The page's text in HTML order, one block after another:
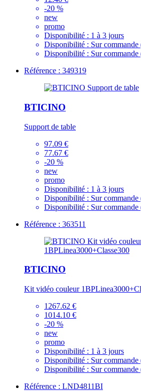
-20 %
new
promo
Disponibilité : 1 à 3 jours
Disponibilité : Sur commande
Disponibilité : Sur commande
Référence : 349319
BTICINO
Support de table
97.09 €
77.67 €
-20 %
new
promo
Disponibilité : 1 à 3 jours
Disponibilité : Sur commande
Disponibilité : Sur commande
Référence : 363511
BTICINO
Kit vidéo couleur
1267.62 €
1014.10 €
-20 %
new
promo
Disponibilité : 1 à 3 jours
Disponibilité : Sur commande
Disponibilité : Sur commande
Référence : LND4811BI